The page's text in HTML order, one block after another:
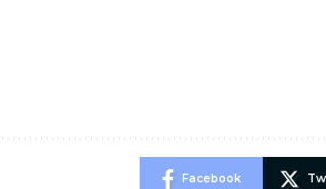
Facebook